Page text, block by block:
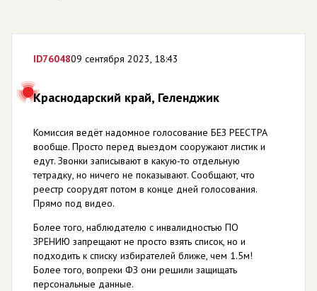
ID7604809 сентября 2023, 18:43
Краснодарский край, Геленджик
Комиссия ведёт надомное голосование БЕЗ РЕЕСТРА
вообще. Просто перед выездом сооружают листик и
едут. Звонки записывают в какую-то отдельную
тетрадку, но ничего не показывают. Сообщают, что
реестр соорудят потом в конце дней голосования.
Прямо под видео.
Более того, наблюдателю с инвалидностью ПО
ЗРЕНИЮ запрещают не просто взять список, но и
подходить к списку избирателей ближе, чем 1.5м!
Более того, вопреки ФЗ они решили защищать
персональные данные.